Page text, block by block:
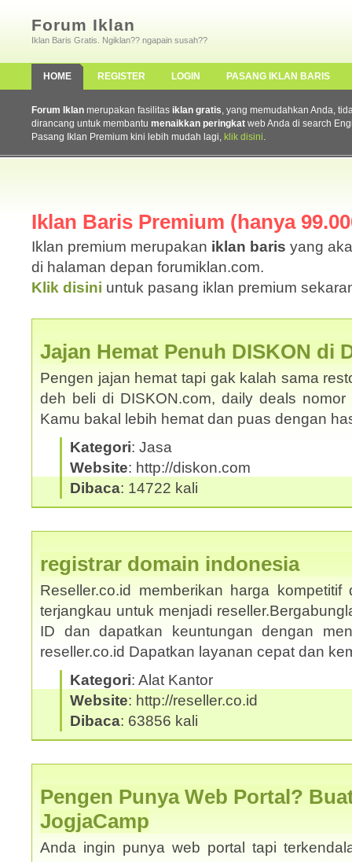
Forum Iklan
Iklan Baris Gratis. Ngiklan?? ngapain susah??
HOME REGISTER LOGIN PASANG IKLAN BARIS
Forum Iklan merupakan fasilitas iklan gratis, yang memudahkan Anda,
dirancang untuk membantu menaikkan peringkat web Anda di search
Pasang Iklan Premium kini lebih mudah lagi, klik disini.
Iklan Baris Premium (hanya
Iklan premium merupakan iklan baris yang
di halaman depan forumiklan.com.
Klik disini untuk pasang iklan premium
Jajan Hemat Penuh DISKON di
Pengen jajan hemat tapi gak kalah sama
deh beli di DISKON.com, daily deals
Kamu bakal lebih hemat dan puas dengan
Kategori: Jasa
Website: http://diskon.com
Dibaca: 14722 kali
registrar domain indonesia
Reseller.co.id memberikan harga
terjangkau untuk menjadi
ID dan dapatkan keuntungan dengan
reseller.co.id Dapatkan layanan cepat dan
Kategori: Alat Kantor
Website: http://reseller.co.id
Dibaca: 63856 kali
Pengen Punya Web Portal?
JogjaCamp
Anda ingin punya web portal tapi